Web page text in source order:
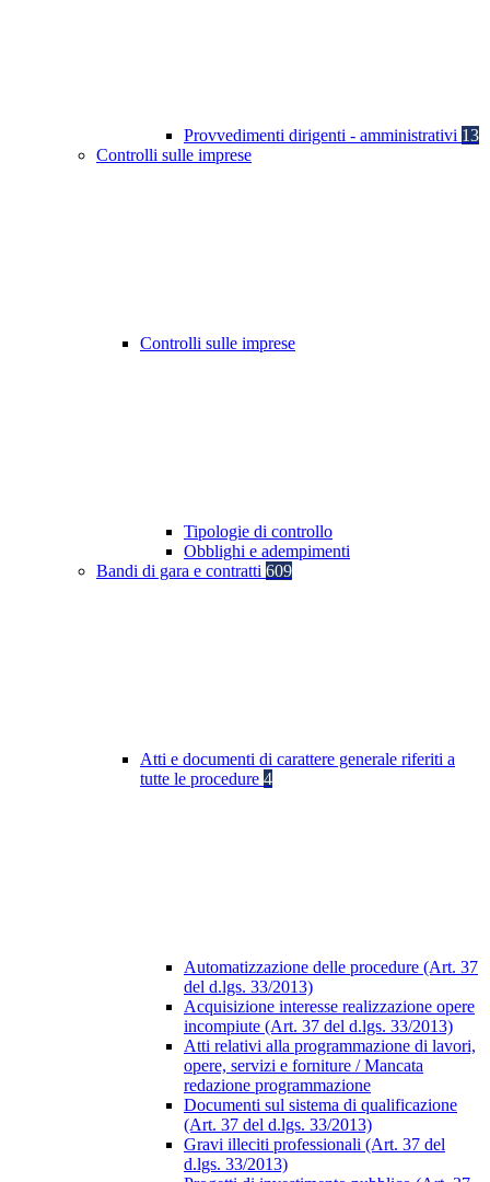
Provvedimenti dirigenti - amministrativi 13
Controlli sulle imprese
Controlli sulle imprese
Tipologie di controllo
Obblighi e adempimenti
Bandi di gara e contratti 609
Atti e documenti di carattere generale riferiti a
tutte le procedure 4
Automatizzazione delle procedure (Art. 37
del d.lgs. 33/2013)
Acquisizione interesse realizzazione opere
incompiute (Art. 37 del d.lgs. 33/2013)
Atti relativi alla programmazione di lavori,
opere, servizi e forniture / Mancata
redazione programmazione
Documenti sul sistema di qualificazione
(Art. 37 del d.lgs. 33/2013)
Gravi illeciti professionali (Art. 37 del
d.lgs. 33/2013)